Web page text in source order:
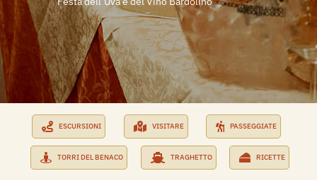
PRENOTA SUBITO
RICHIEDI PREVENTIVO
ESCURSIONI VISITARE PASSEGGIATE
TORRI DEL BENACO TRAGHETTO RICETTE